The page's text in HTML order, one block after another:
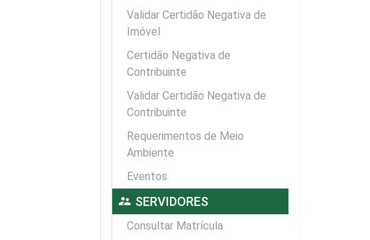
Validar Certidão Negativa de
Imóvel
Certidão Negativa de
Contribuinte
Validar Certidão Negativa de
Contribuinte
Requerimentos de Meio
Ambiente
Eventos
supervisor_account SERVIDORES
Consultar Matrícula